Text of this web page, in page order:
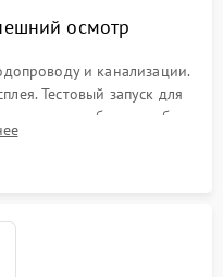
осмотр
и канализации.
Тестовый запуск для
или сбоев в работе
управления.